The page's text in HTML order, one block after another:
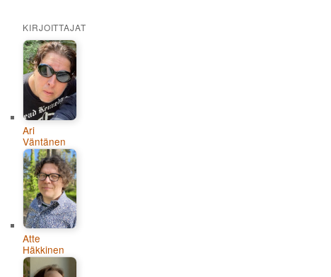
KIRJOITTAJAT
Ari
Väntänen
Atte
Häkkinen